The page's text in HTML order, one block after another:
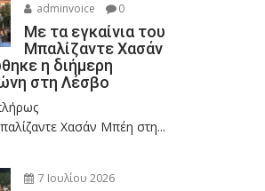
adminvoice
0
Με τα εγκαίνια του
Μπαλίζαντε Χασάν
η διήμερη
στη Λέσβο
Χασάν Μπέη στη...
7 Ιουλίου 2026